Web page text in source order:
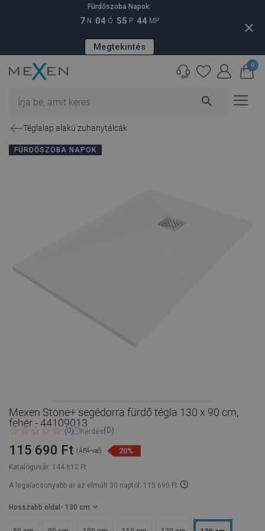
Fürdőszoba Napok:
7 N 04 Ó 55 P 43 MP
Megtekintés
close
search
0
Téglalap alakú zuhanytálcák
FÜRDŐSZOBA NAPOK
Mexen Stone+ segédorra fürdő tégla 130 x 90 cm,
fehér - 44109013
(0) Kérdés(0)
Katalógusár: 144 612 Ft
115 690 Ft (ÁFÁ-val) 20%
A legalacsonyabb ár az elmúlt 30 naptól: 115 690 Ft
Hosszabb oldal - 130 cm